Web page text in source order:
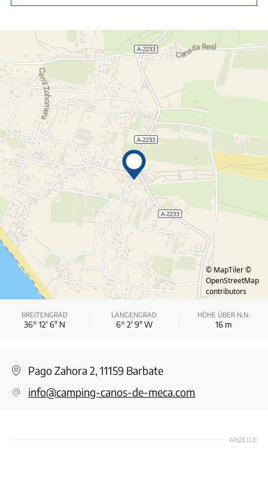
© MapTiler ©
OpenStreetMap
contributors
BREITENGRAD
36° 12′ 6″ N
LÄNGENGRAD
6° 2′ 9″ W
HÖHE ÜBER N.N.
16 m
Pago Zahora 2, 11159 Barbate
info@camping-canos-de-meca.com
ANZEIGE